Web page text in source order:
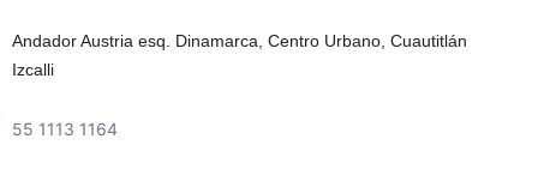
Andador Austria esq. Dinamarca, Centro Urbano, Cuautitlán
Izcalli
55 1113 1164